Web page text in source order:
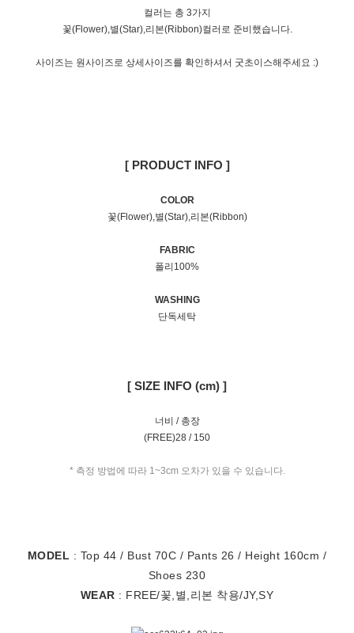
컬러는 총 3가지
꽃(Flower),별(Star),리본(Ribbon)컬러로 준비했습니다.
사이즈는 원사이즈로 상세사이즈를 확인하셔서 굿초이스해주세요 :)
[ PRODUCT INFO ]
COLOR
꽃(Flower),별(Star),리본(Ribbon)
FABRIC
폴리100%
WASHING
단독세탁
[ SIZE INFO (cm) ]
너비 / 총장
(FREE)28 / 150
* 측정 방법에 따라 1~3cm 오차가 있을 수 있습니다.
MODEL : Top 44 / Bust 70C / Pants 26 / Height 160cm /
Shoes 230
WEAR : FREE/꽃,별,리본 착용/JY,SY